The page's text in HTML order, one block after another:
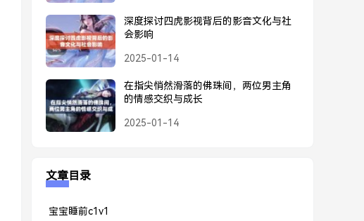
深度探讨四虎影视背后的影音文化与社
会影响
2025-01-14
在指尖悄然滑落的佛珠间，两位男主角
的情感交织与成长
2025-01-14
文章目录
宝宝睡前c1v1